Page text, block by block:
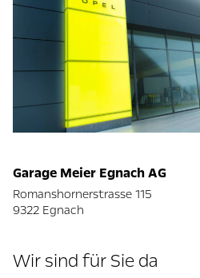
Garage Meier Egnach AG
Romanshornerstrasse 115
9322 Egnach
Wir sind für Sie da